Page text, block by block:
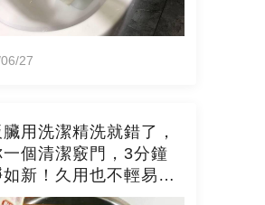
27
用洗潔精洗就錯了，
個清潔竅門，3分鐘
新！久用也不輕易發